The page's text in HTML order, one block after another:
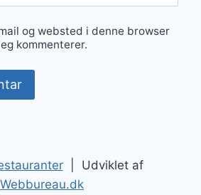
og websted i denne browser
kommenterer.
| Udviklet af
Webbureau.dk